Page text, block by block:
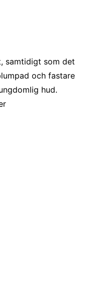
samtidigt som det
och fastare
hud.